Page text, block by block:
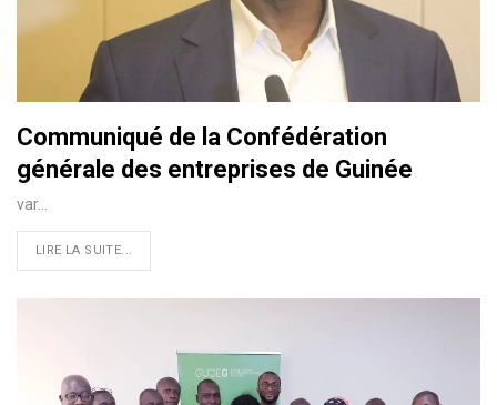
Communiqué de la Confédération
générale des entreprises de Guinée
var…
LIRE LA SUITE...